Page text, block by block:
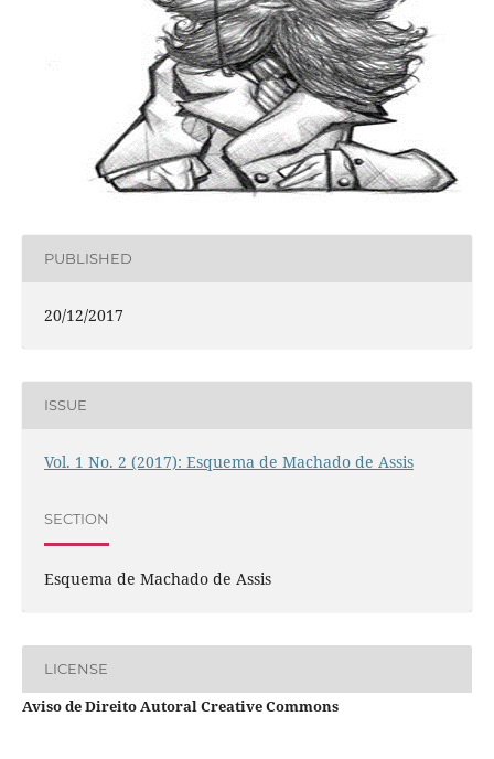
PUBLISHED
20/12/2017
ISSUE
Vol. 1 No. 2 (2017): Esquema de Machado de Assis
SECTION
Esquema de Machado de Assis
LICENSE
Aviso de Direito Autoral Creative Commons